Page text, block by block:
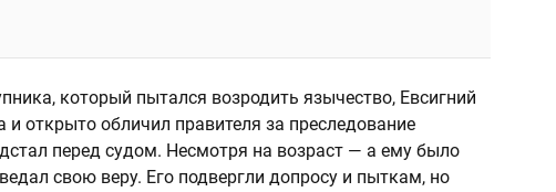
который пытался возродить язычество, Евсигний
открыто обличил правителя за преследование
перед судом. Несмотря на возраст — а ему было
свою веру. Его подвергли допросу и пыткам, но